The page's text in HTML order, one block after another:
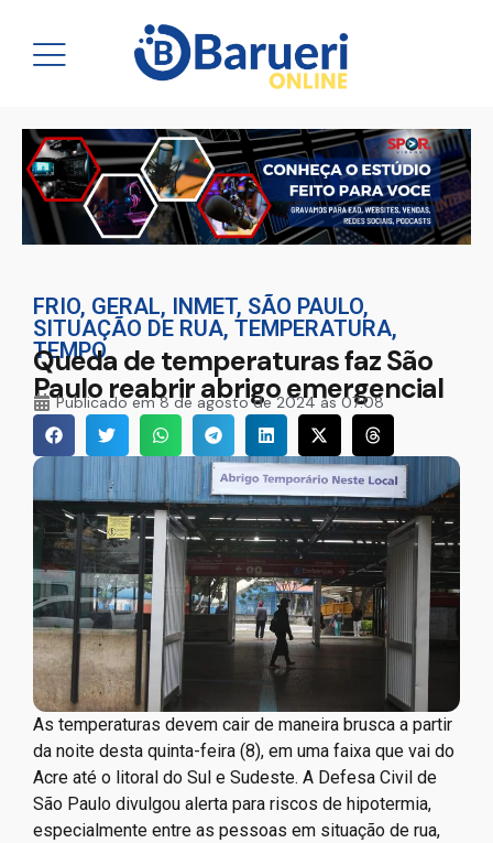
FRIO, GERAL, INMET, SÃO PAULO,
SITUAÇÃO DE RUA, TEMPERATURA,
TEMPO
Queda de temperaturas faz São
Paulo reabrir abrigo emergencial
Publicado em8 de agosto de 2024 às 07:08
As temperaturas devem cair de maneira brusca a partir
da noite desta quinta-feira (8), em uma faixa que vai do
Acre até o litoral do Sul e Sudeste. A Defesa Civil de
São Paulo divulgou alerta para riscos de hipotermia,
especialmente entre as pessoas em situação de rua,